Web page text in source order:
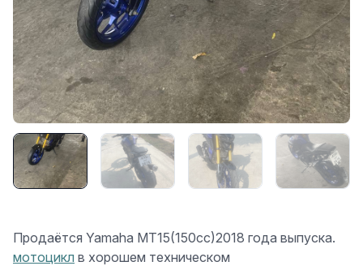
Продаётся Yamaha MТ15(150cc)2018 года выпуска.
мотоцикл в хорошем техническом